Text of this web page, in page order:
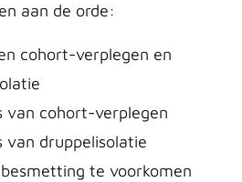
aan de orde:
cohort-verplegen en
van cohort-verplegen
van druppelisolatie
te voorkomen